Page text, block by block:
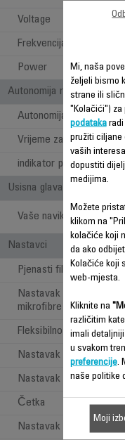
Voltage
Frekvencija
Power
Autonomija rada
Autonomija pare - min. i
Vrijeme zagrijavanja
indikator pare
Usisna glava
Vaše navike
Nastavci
Pjenasti filter
Nastavak za čišćenje od
mikrofibre
Fleksibilno crijevo za
Nastavak za pranje
Nastavak za paru
Četka
Nastavak za tepihe
Mi, naša
željeli bismo
strane ili
"Kolačići") za
podatakaradi
pružiti ciljane
vaših
dopustiti
medijima.
Možete
klikom na
kolačiće koji
da ako
Kolačiće koji
web-mjesta.
Kliknite na
različitim
imali
u svakom
preferencije.
naše politike
Moji